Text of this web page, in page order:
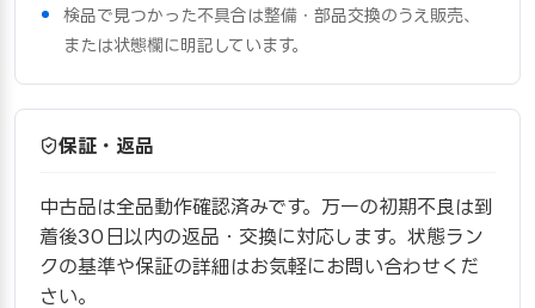
検品で見つかった不具合は整備・部品交換のうえ販売、
または状態欄に明記しています。
保証・返品
中古品は全品動作確認済みです。万一の初期不良は到
着後30日以内の返品・交換に対応します。状態ラン
クの基準や保証の詳細はお気軽にお問い合わせくだ
さい。